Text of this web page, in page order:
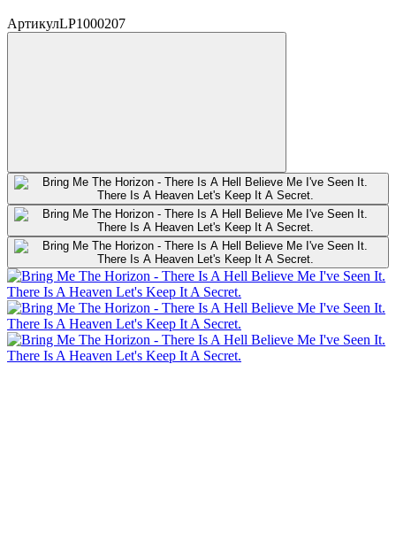
АртикулLP1000207